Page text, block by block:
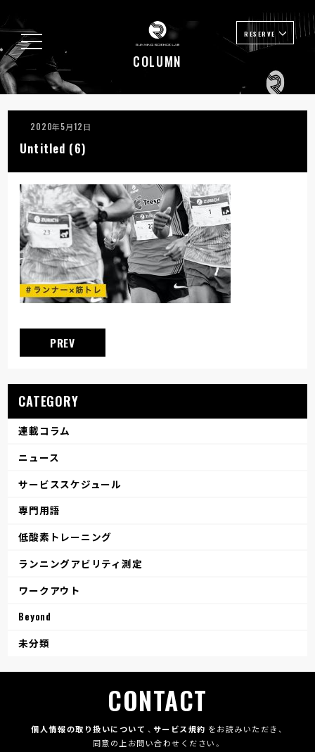
RESERVE
COLUMN
2020年5月12日
Untitled (6)
PREV
CATEGORY
連載コラム
ニュース
サービススケジュール
専門用語
低酸素トレーニング
ランニングアビリティ測定
ワークアウト
Beyond
未分類
CONTACT
個人情報の取り扱いについて 、 サービス規約 をお読みいただき、
同意の上お問い合わせください。